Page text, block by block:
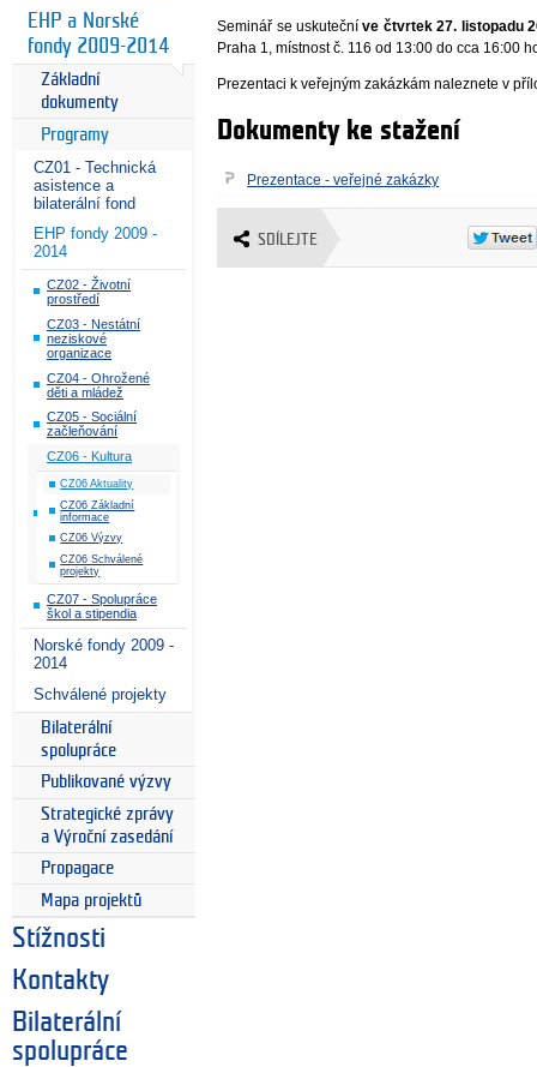
EHP a Norské
fondy 2009-2014
Základní
dokumenty
Programy
CZ01 - Technická
asistence a
bilaterální fond
EHP fondy 2009 -
2014
CZ02 - Životní
prostředí
CZ03 - Nestátní
neziskové
organizace
CZ04 - Ohrožené
děti a mládež
CZ05 - Sociální
začleňování
CZ06 - Kultura
CZ06 Aktuality
CZ06 Základní
informace
CZ06 Výzvy
CZ06 Schválené
projekty
CZ07 - Spolupráce
škol a stipendia
Norské fondy 2009 -
2014
Schválené projekty
Bilaterální
spolupráce
Publikované výzvy
Strategické zprávy
a Výroční zasedání
Propagace
Mapa projektů
Stížnosti
Kontakty
Bilaterální
spolupráce
Seminář se uskutečníve čtvrtek 27. listopadu
Praha 1, místnost č. 116 od 13:00 do cca 16:00
Prezentaci k veřejným zakázkám naleznete v
Dokumenty ke stažení
Prezentace - veřejné zakázky
SDÍLEJTE